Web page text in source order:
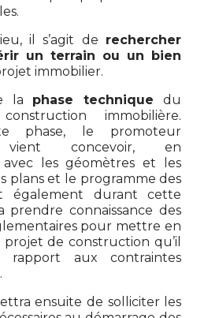
il s’agit de rechercher
un terrain ou un bien
immobilier.
la phase technique du
immobilière.
phase, le promoteur
vient concevoir, en
avec les géomètres et les
plans et le programme des
également durant cette
prendre connaissance des
pour mettre en
de construction qu’il
rapport aux contraintes
ensuite de solliciter les